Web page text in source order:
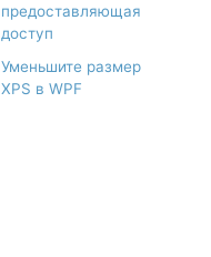
предоставляющая
доступ
Уменьшите размер
XPS в WPF